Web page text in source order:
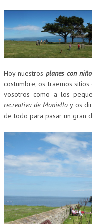
AL AIRE LIBRE
MERENDEROS
SI LLUEVE
PARA COMER
LUDOTECAS
CONTACT
Hoy nuestrosplanes con
costumbre, os traemos
vosotros como a los
recreativa de Monielloy os
de todo para pasar un gran